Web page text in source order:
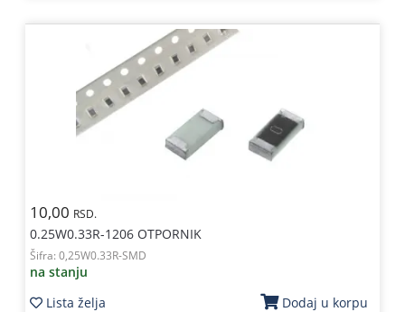
10,00 RSD.
0.25W0.33R-1206 OTPORNIK
Šifra: 0,25W0.33R-SMD
na stanju
Lista želja
Dodaj u korpu